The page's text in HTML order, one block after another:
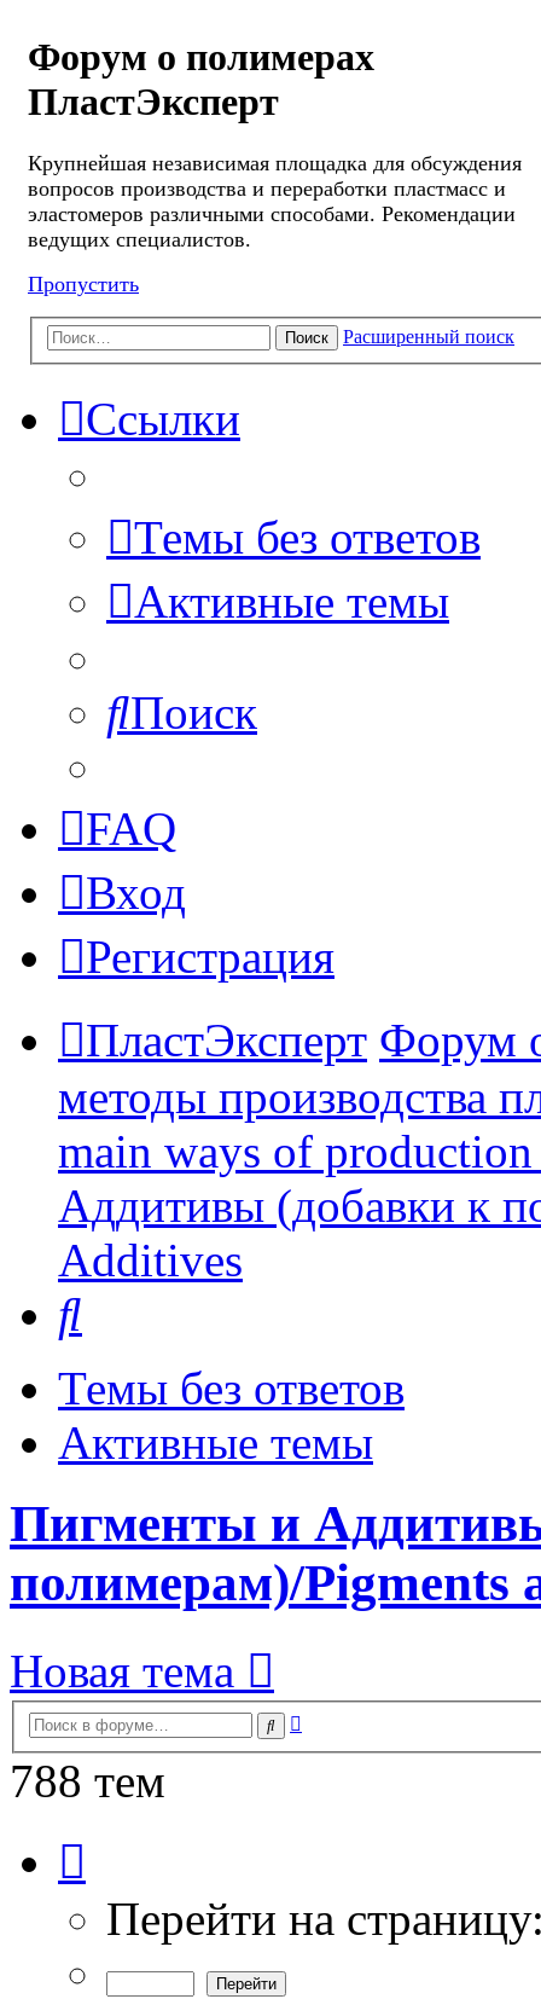
Форум о полимерах
ПластЭксперт
Крупнейшая независимая площадка для обсуждения
вопросов производства и переработки пластмасс и
эластомеров различными способами. Рекомендации
ведущих специалистов.
Пропустить
Поиск Расширенный поиск
Ссылки
Темы без ответов
Активные темы
Поиск
FAQ
Вход
Регистрация
ПластЭксперт Форум
методы производства
main ways of
Аддитивы (добавки к
Additives
Темы без ответов
Активные темы
Пигменты и
полимерам)/Pigments
Новая тема
Поиск
788 тем
из
Перейти на